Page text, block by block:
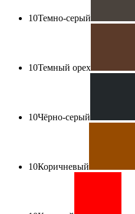
10Темно-серый
10Темный орех
10Чёрно-серый
10Коричневый